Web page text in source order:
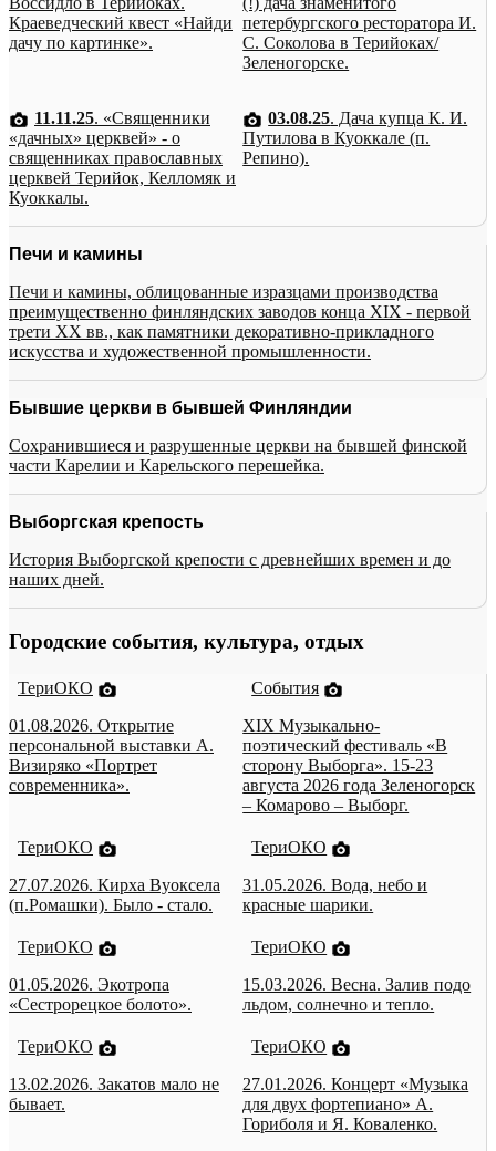
Краеведческий квест «Найди
дачу по картинке».
петербургского ресторатора И.
С. Соколова в Терийоках/
Зеленогорске.
11.11.25. «Священники
«дачных» церквей» - о
священниках православных
церквей Терийок, Келломяк и
Куоккалы.
03.08.25. Дача купца К. И.
Путилова в Куоккале (п.
Репино).
Печи и камины
Печи и камины, облицованные изразцами производства
преимущественно финляндских заводов конца XIX - первой
трети XX вв., как памятники декоративно-прикладного
искусства и художественной промышленности.
Бывшие церкви в бывшей Финляндии
Сохранившиеся и разрушенные церкви на бывшей финской
части Карелии и Карельского перешейка.
Выборгская крепость
История Выборгской крепости с древнейших времен и до
наших дней.
Городские события, культура, отдых
ТериОКО
01.08.2026. Открытие
персональной выставки А.
Визиряко «Портрет
современника».
События
XIX Музыкально-
поэтический фестиваль «В
сторону Выборга». 15-23
августа 2026 года Зеленогорск
– Комарово – Выборг.
ТериОКО
27.07.2026. Кирха Вуоксела
(п.Ромашки). Было - стало.
ТериОКО
31.05.2026. Вода, небо и
красные шарики.
ТериОКО
01.05.2026. Экотропа
«Сестрорецкое болото».
ТериОКО
15.03.2026. Весна. Залив подо
льдом, солнечно и тепло.
ТериОКО
13.02.2026. Закатов мало не
бывает.
ТериОКО
27.01.2026. Концерт «Музыка
для двух фортепиано» А.
Гориболя и Я. Коваленко.